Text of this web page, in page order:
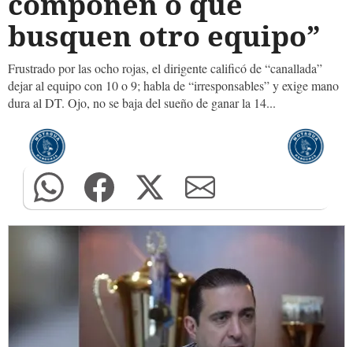
busquen otro equipo”
Frustrado por las ocho rojas, el dirigente calificó de “canallada”
dejar al equipo con 10 o 9; habla de “irresponsables” y exige mano
dura al DT. Ojo, no se baja del sueño de ganar la 14...